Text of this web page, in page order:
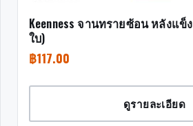
Keenness จานทรายซ้อน หลังแข็
ใบ)
฿117.00
ดูรายละเอียด